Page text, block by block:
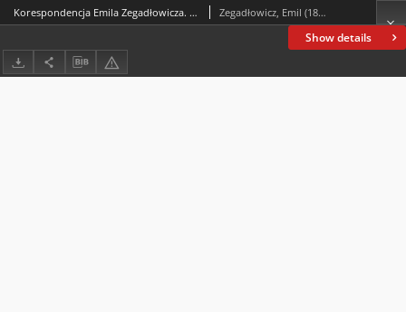
Show details
Korespondencja Emila Zegadłowicza. Listy młodych redaktorek zwanych „Trzydziestką” do Emila Zegadłowicza z lat 1937-1938 Zegadłowicz, Emil (1888-1941); Grupa „Trzydziestka” : Wermusówna Felicja i inne